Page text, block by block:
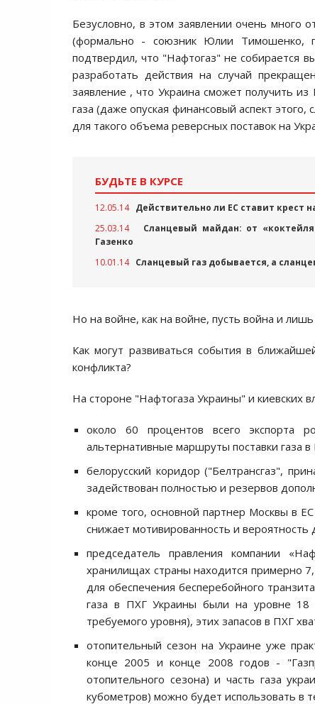
Безусловно, в этом заявлении очень
(формально - союзник Юлии Тимошенко,
подтвердил, что "Нафтогаз" не собирается
разработать действия на случай
заявление , что Украина сможет получить
газа (даже опуская финансовый аспект этого,
для такого объема реверсных поставок на
БУДЬТЕ В КУРСЕ
12.05.14 Действительно ли ЕС ставит крест
25.03.14
Сланцевый майдан: от
Газенко
10.01.14 Сланцевый газ добывается, а
Но на войне, как на войне, пусть война и лишь
Как могут развиваться события в
конфликта?
На стороне "Нафтогаза Украины" и киевских
около 60 процентов всего экспорта
альтернативные маршруты поставки газа
белорусский коридор ("Белтрансгаз",
задействован полностью и резервов
кроме того, основной партнер Москвы в
снижает мотивированность и
председатель правления компании
хранилищах страны находится примерно
для обеспечения бесперебойного
газа в ПХГ Украины были на уровне
требуемого уровня), этих запасов в ПХГ
отопительный сезон на Украине уже
конце 2005 и конце 2008 годов -
отопительного сезона) и часть газа
кубометров) можно будет использовать